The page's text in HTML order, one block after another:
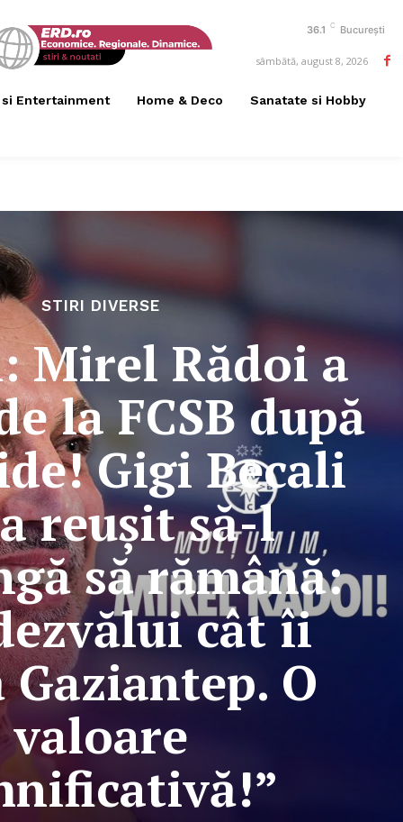
36.1 C București
sâmbătă, august 8, 2026
Entertainment Home & Deco Sanatate si Hobby
STIRI DIVERSE
Mirel Rădoi a
la FCSB după
Gigi Becali
reușit să-l
să rămână:
cât îi
O
valoare